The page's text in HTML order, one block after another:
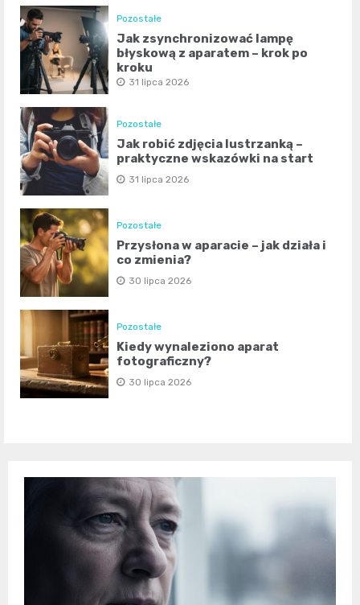
Pozostałe
Jak zsynchronizować lampę
błyskową z aparatem – krok po
kroku
31 lipca 2026
Pozostałe
Jak robić zdjęcia lustrzanką –
praktyczne wskazówki na start
31 lipca 2026
Pozostałe
Przysłona w aparacie – jak działa i
co zmienia?
30 lipca 2026
Pozostałe
Kiedy wynaleziono aparat
fotograficzny?
30 lipca 2026